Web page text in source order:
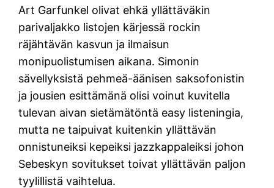
Art Garfunkel olivat ehkä yllättäväkin
parivaljakko listojen kärjessä rockin
räjähtävän kasvun ja ilmaisun
monipuolistumisen aikana. Simonin
sävellyksistä pehmeä-äänisen saksofonistin
ja jousien esittämänä olisi voinut kuvitella
tulevan aivan sietämätöntä easy listeningia,
mutta ne taipuivat kuitenkin yllättävän
onnistuneiksi kepeiksi jazzkappaleiksi johon
Sebeskyn sovitukset toivat yllättävän paljon
tyylillistä vaihtelua.